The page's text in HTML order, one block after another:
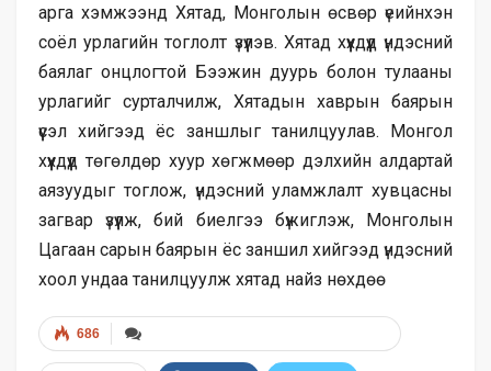
арга хэмжээнд Хятад, Монголын өсвөр үеийнхэн
соёл урлагийн тоглолт үзүүлэв. Хятад хүүхдүүд үндэсний
баялаг онцлогтой Бээжин дуурь болон тулааны
урлагийг сурталчилж, Хятадын хаврын баярын
үүсэл хийгээд ёс заншлыг танилцуулав. Монгол
хүүхдүүд төгөлдөр хуур хөгжмөөр дэлхийн алдартай
аязуудыг тоглож, үндэсний уламжлалт хувцасны
загвар үзүүлж, бий биелгээ бүжиглэж, Монголын
Цагаан сарын баярын ёс заншил хийгээд үндэсний
хоол ундаа танилцуулж хятад найз нөхдөө
686